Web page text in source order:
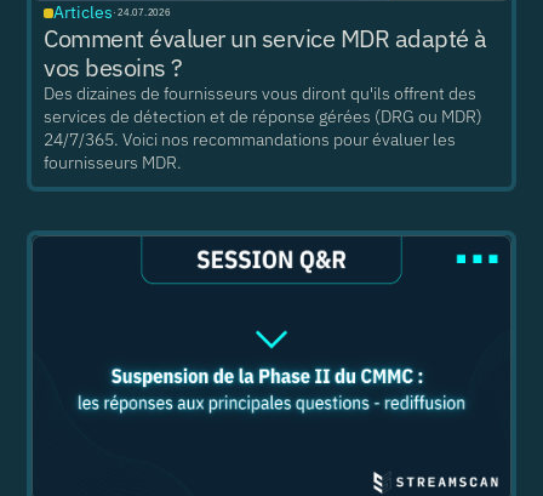
Articles ·24.07.2026
Comment évaluer un service MDR adapté à
vos besoins ?
Des dizaines de fournisseurs vous diront qu'ils offrent des
services de détection et de réponse gérées (DRG ou MDR)
24/7/365. Voici nos recommandations pour évaluer les
fournisseurs MDR.